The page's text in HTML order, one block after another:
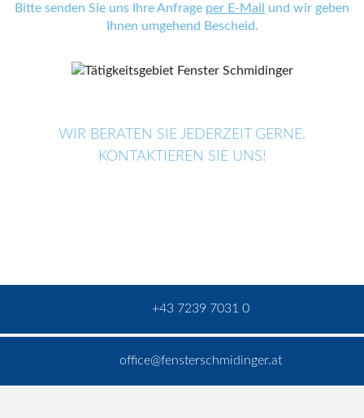
Bitte senden Sie uns Ihre Anfrage per E-Mail
und wir geben
Ihnen umgehend Bescheid.
WIR BERATEN SIE JEDERZEIT GERNE.
KONTAKTIEREN SIE UNS!
+43 7239 7031 0
office@fensterschmidinger.at